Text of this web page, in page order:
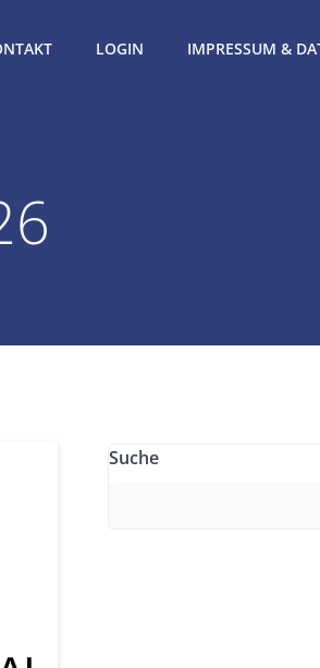
LOGIN IMPRESSUM &
Suche